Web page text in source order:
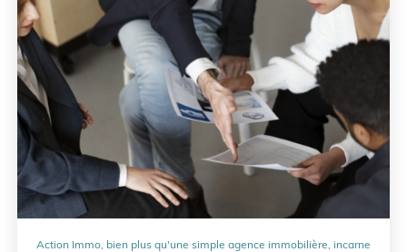
Action Immo, bien plus qu'une simple agence immobilière, incarne